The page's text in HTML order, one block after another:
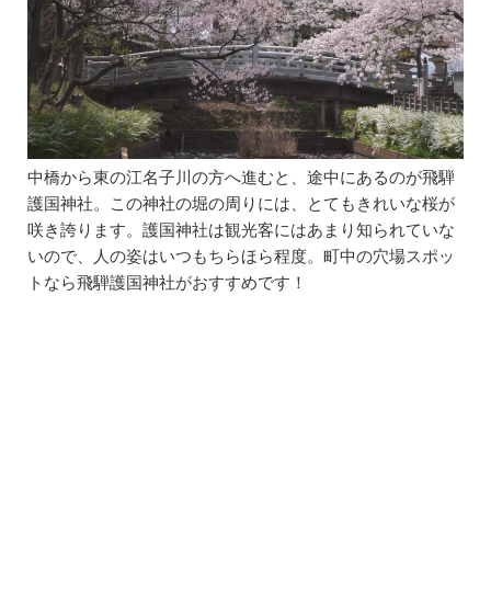
中橋から東の江名子川の方へ進むと、途中にあるのが飛騨
護国神社。この神社の堀の周りには、とてもきれいな桜が
咲き誇ります。護国神社は観光客にはあまり知られていな
いので、人の姿はいつもちらほら程度。町中の穴場スポッ
トなら飛騨護国神社がおすすめです！